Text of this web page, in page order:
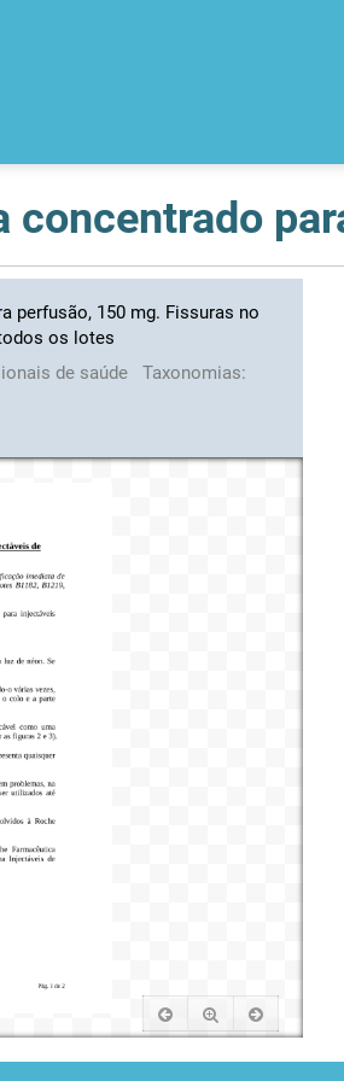
perfusão, 150 mg. Fissuras no
os lotes
de saúde
Taxonomias: